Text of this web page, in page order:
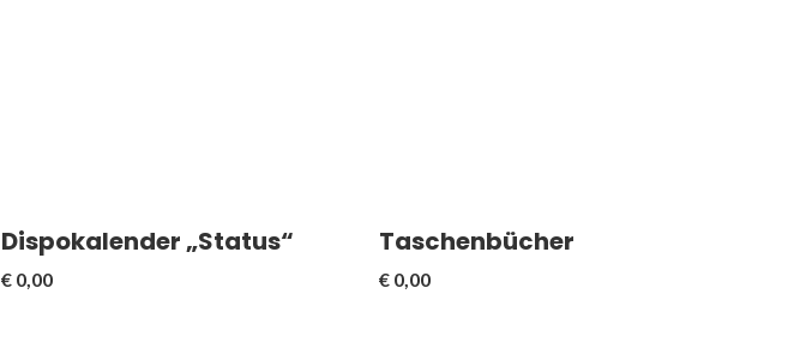
Dispokalender „Status“
€ 0,00
Taschenbücher
€ 0,00